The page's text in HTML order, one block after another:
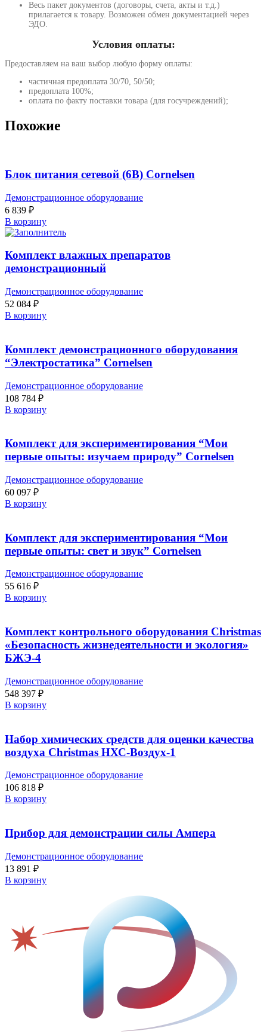
Весь пакет документов (договоры, счета, акты и т.д.)
прилагается к товару. Возможен обмен документацией через
ЭДО.
Условия оплаты:
Предоставляем на ваш выбор любую форму оплаты:
частичная предоплата 30/70, 50/50;
предоплата 100%;
оплата по факту поставки товара (для госучреждений);
Похожие
Блок питания сетевой (6В) Cornelsen
Демонстрационное оборудование
6 839 ₽
В корзину
Комплект влажных препаратов
демонстрационный
Демонстрационное оборудование
52 084 ₽
В корзину
Комплект демонстрационного оборудования
“Электростатика” Cornelsen
Демонстрационное оборудование
108 784 ₽
В корзину
Комплект для экспериментирования “Мои
первые опыты: изучаем природу” Cornelsen
Демонстрационное оборудование
60 097 ₽
В корзину
Комплект для экспериментирования “Мои
первые опыты: свет и звук” Cornelsen
Демонстрационное оборудование
55 616 ₽
В корзину
Комплект контрольного оборудования Christmas
«Безопасность жизнедеятельности и экология»
БЖЭ-4
Демонстрационное оборудование
548 397 ₽
В корзину
Набор химических средств для оценки качества
воздуха Christmas НХС-Воздух-1
Демонстрационное оборудование
106 818 ₽
В корзину
Прибор для демонстрации силы Ампера
Демонстрационное оборудование
13 891 ₽
В корзину